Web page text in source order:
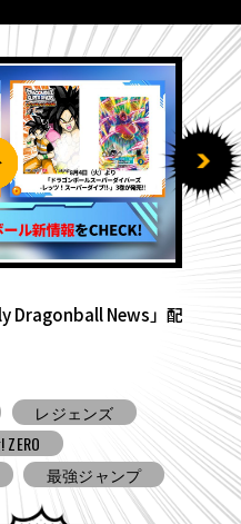
Dragonball News」
食玩
ダイバーズ
ス３